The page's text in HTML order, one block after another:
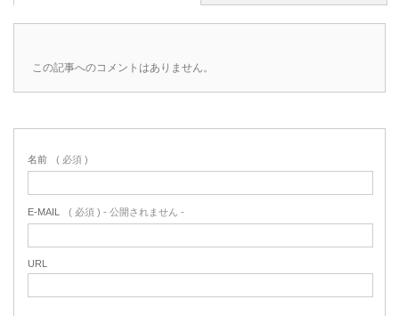
この記事へのコメントはありません。
名前 ( 必須 )
E-MAIL ( 必須 ) - 公開されません -
URL